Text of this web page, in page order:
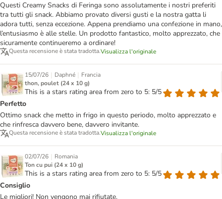
Questi Creamy Snacks di Feringa sono assolutamente i nostri preferiti
tra tutti gli snack. Abbiamo provato diversi gusti e la nostra gatta li
adora tutti, senza eccezione. Appena prendiamo una confezione in mano,
l’entusiasmo è alle stelle. Un prodotto fantastico, molto apprezzato, che
sicuramente continueremo a ordinare!
Questa recensione è stata tradotta.Visualizza l'originale
15/07/26 | Daphné | Francia
thon, poulet (24 x 10 g)
This is a stars rating area from zero to 5: 5/5
Perfetto
Ottimo snack che metto in frigo in questo periodo, molto apprezzato e
che rinfresca davvero bene, davvero invitante.
Questa recensione è stata tradotta.Visualizza l'originale
02/07/26 | Romania
Ton cu pui (24 x 10 g)
This is a stars rating area from zero to 5: 5/5
Consiglio
Le migliori! Non vengono mai rifiutate.